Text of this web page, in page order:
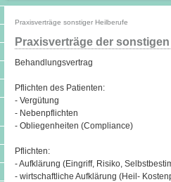
Praxisverträge sonstiger Heilberufe
Praxisverträge der
Behandlungsvertrag
Pflichten des Patienten:
- Vergütung
- Nebenpflichten
- Obliegenheiten (Compliance)
Pflichten:
- Aufklärung (Eingriff, Risiko,
- wirtschaftliche Aufklärung (Heil-